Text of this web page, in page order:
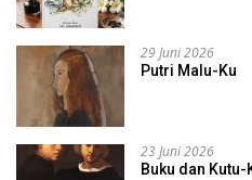
29 Juni 2026
Putri Malu-Ku
23 Juni 2026
Buku dan Kutu-